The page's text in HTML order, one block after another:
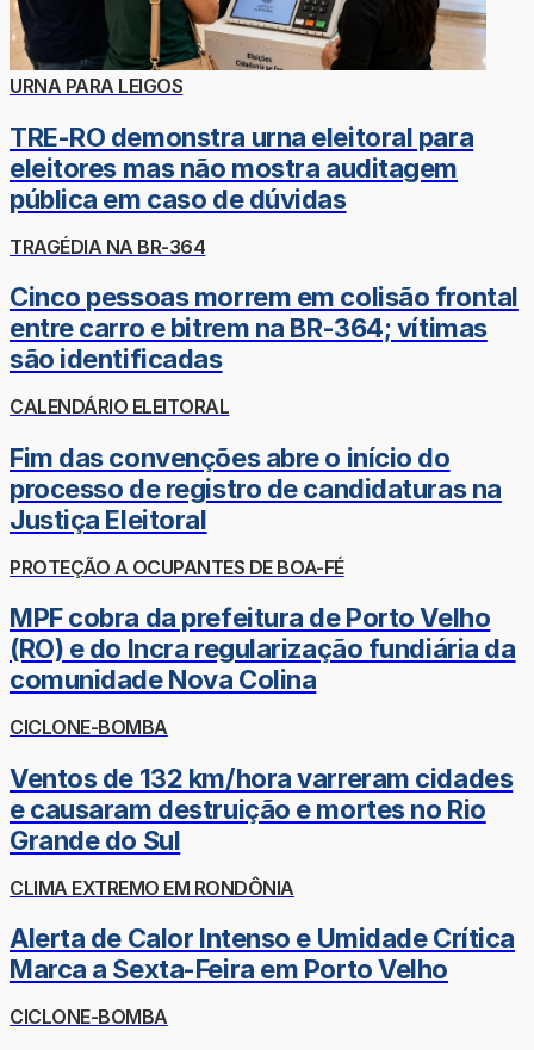
URNA PARA LEIGOS
TRE-RO demonstra urna eleitoral para
eleitores mas não mostra auditagem
pública em caso de dúvidas
TRAGÉDIA NA BR-364
Cinco pessoas morrem em colisão frontal
entre carro e bitrem na BR-364; vítimas
são identificadas
CALENDÁRIO ELEITORAL
Fim das convenções abre o início do
processo de registro de candidaturas na
Justiça Eleitoral
PROTEÇÃO A OCUPANTES DE BOA-FÉ
MPF cobra da prefeitura de Porto Velho
(RO) e do Incra regularização fundiária da
comunidade Nova Colina
CICLONE-BOMBA
Ventos de 132 km/hora varreram cidades
e causaram destruição e mortes no Rio
Grande do Sul
CLIMA EXTREMO EM RONDÔNIA
Alerta de Calor Intenso e Umidade Crítica
Marca a Sexta-Feira em Porto Velho
CICLONE-BOMBA